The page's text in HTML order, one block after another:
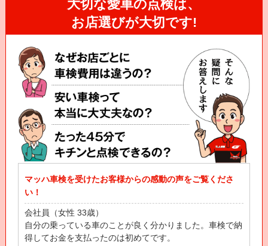
大切な愛車の点検は、
お店選びが大切です!
マッハ車検を受けたお客様からの感動の声をご覧くださ
い！
会社員（女性 33歳）
自分の乗っている車のことが良く分かりました。車検で納
得してお金を支払ったのは初めてです。